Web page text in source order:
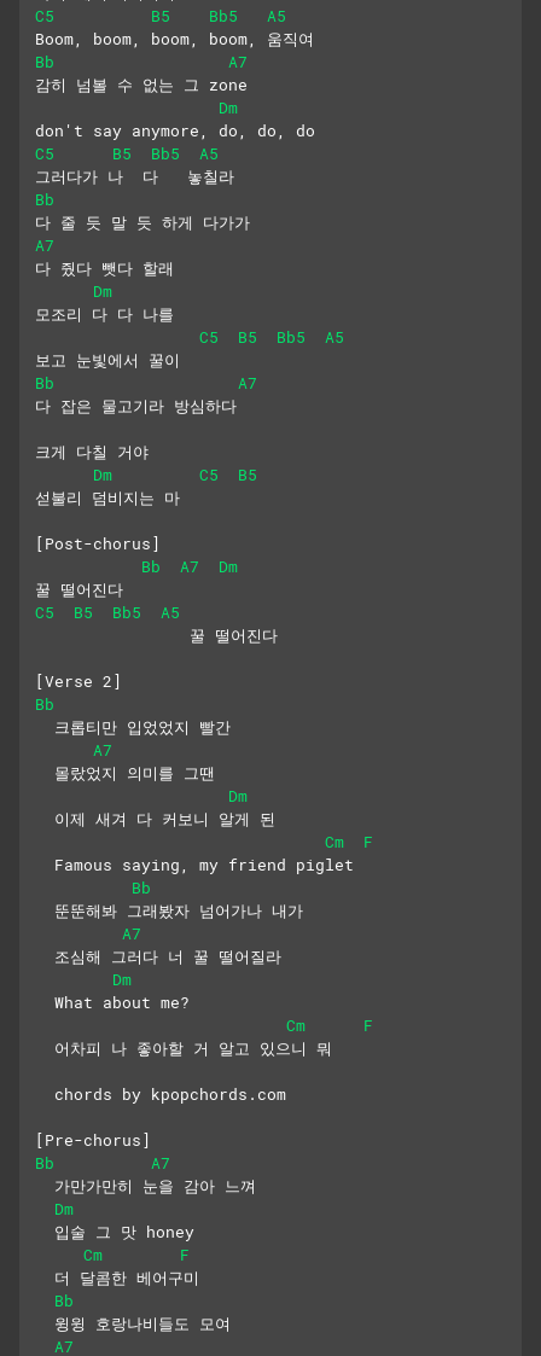
C5
B5 Bb5
A5
Boom, boom, boom, boom, 움직여
Bb
A7
감히 넘볼 수 없는 그 zone
Dm
don't say anymore, do, do, do
C5
B5 Bb5
A5
그러다가 나  다   놓칠라
Bb
다 줄 듯 말 듯 하게 다가가
A7
다 줬다 뺏다 할래
Dm
모조리 다 다 나를
C5
B5 Bb5
A5
보고 눈빛에서 꿀이
Bb
A7
다 잡은 물고기라 방심하다
크게 다칠 거야
Dm
C5
B5
섣불리 덤비지는 마
[Post-chorus]
Bb
A7
Dm
꿀 떨어진다
C5
B5 Bb5
A5
                꿀 떨어진다
[Verse 2]
Bb
  크롭티만 입었었지 빨간
A7
  몰랐었지 의미를 그땐
Dm
  이제 새겨 다 커보니 알게 된
Cm
F
  Famous saying, my friend piglet
Bb
  뚠뚠해봐 그래봤자 넘어가나 내가
A7
  조심해 그러다 너 꿀 떨어질라
Dm
  What about me?
Cm
F
  어차피 나 좋아할 거 알고 있으니 뭐
  chords by kpopchords.com
[Pre-chorus]
Bb
A7
  가만가만히 눈을 감아 느껴
Dm
  입술 그 맛 honey
Cm
F
  더 달콤한 베어구미
Bb
  윙윙 호랑나비들도 모여
A7